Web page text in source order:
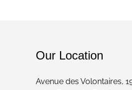
Our Location
Avenue des Volontaires,